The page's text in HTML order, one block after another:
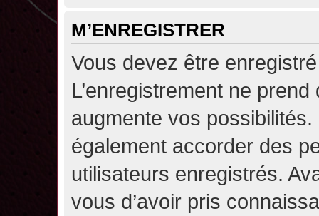
M’ENREGISTRER
Vous devez être
L’enregistrement ne
augmente vos possibilités.
également accorder des
utilisateurs enregistrés.
vous d’avoir pris